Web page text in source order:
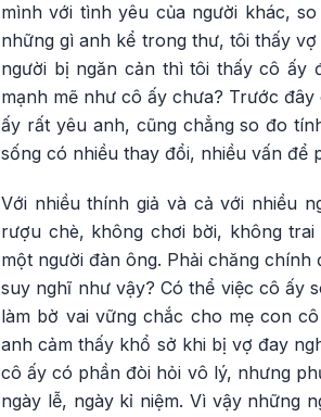
mình với tình yêu của người khác,
những gì anh kể trong thư, tôi thấy
người bị ngăn cản thì tôi thấy cô ấy
mạnh mẽ như cô ấy chưa? Trước
ấy rất yêu anh, cũng chẳng so đo
sống có nhiều thay đổi, nhiều vấn để
Với nhiều thính giả và cả với nhiều
rượu chè, không chơi bời, không
một người đàn ông. Phải chăng
suy nghĩ như vậy? Có thể việc cô ấy
làm bờ vai vững chắc cho mẹ con
anh cảm thấy khổ sở khi bị vợ đay
cô ấy có phần đòi hỏi vô lý, nhưng
ngày lễ, ngày kỉ niệm. Vì vậy những